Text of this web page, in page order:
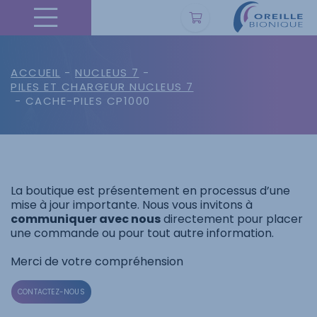
ACCUEIL - NUCLEUS 7 -
PILES ET CHARGEUR NUCLEUS 7
- CACHE-PILES CP1000
La boutique est présentement en processus d’une
mise à jour importante. Nous vous invitons à
communiquer avec nousdirectement pour placer
une commande ou pour tout autre information.
Merci de votre compréhension
CONTACTEZ-NOUS